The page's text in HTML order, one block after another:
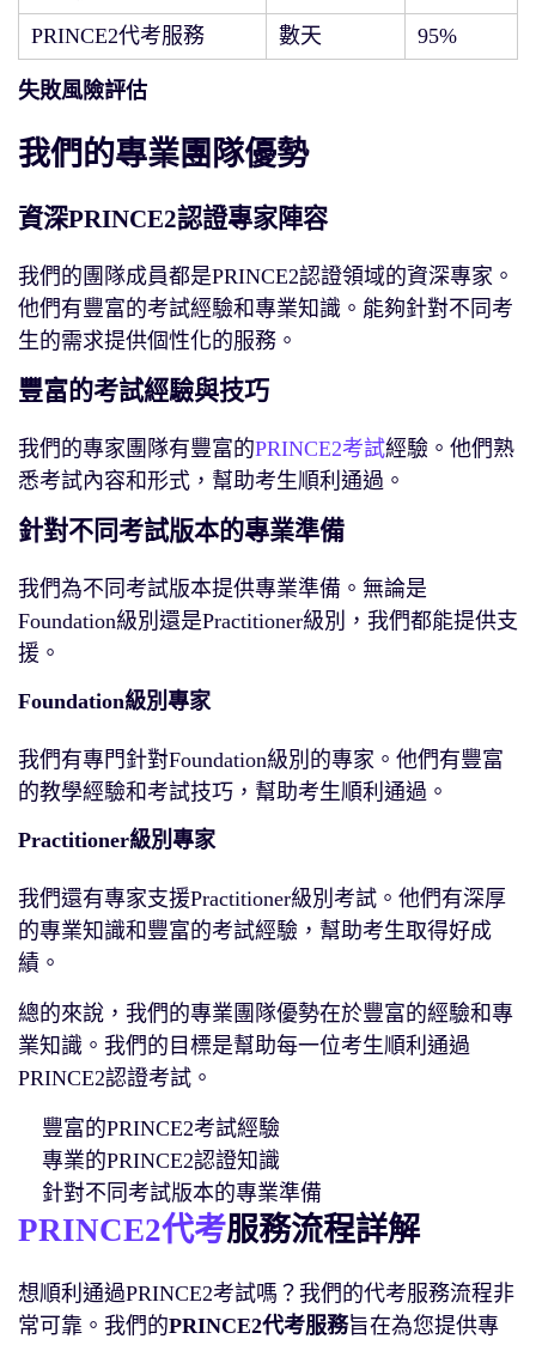
PRINCE2代考服務
數天 95%
失敗風險評估
我們的專業團隊優勢
資深PRINCE2認證專家陣容
我們的團隊成員都是PRINCE2認證領域的資深專家。
他們有豐富的考試經驗和專業知識。能夠針對不同考
生的需求提供個性化的服務。
豐富的考試經驗與技巧
我們的專家團隊有豐富的PRINCE2考試經驗。他們熟
悉考試內容和形式，幫助考生順利通過。
針對不同考試版本的專業準備
我們為不同考試版本提供專業準備。無論是
Foundation級別還是Practitioner級別，我們都能提供支
援。
Foundation級別專家
我們有專門針對Foundation級別的專家。他們有豐富
的教學經驗和考試技巧，幫助考生順利通過。
Practitioner級別專家
我們還有專家支援Practitioner級別考試。他們有深厚
的專業知識和豐富的考試經驗，幫助考生取得好成
績。
總的來說，我們的專業團隊優勢在於豐富的經驗和專
業知識。我們的目標是幫助每一位考生順利通過
PRINCE2認證考試。
豐富的PRINCE2考試經驗
專業的PRINCE2認證知識
針對不同考試版本的專業準備
PRINCE2代考服務流程詳解
想順利通過PRINCE2考試嗎？我們的代考服務流程非
常可靠。我們的PRINCE2代考服務旨在為您提供專